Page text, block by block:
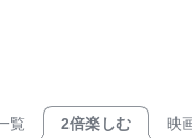
覧 2倍楽しむ 映